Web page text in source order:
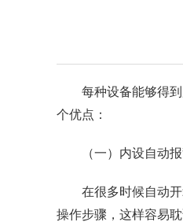
每种设备能够得
个优点：
（一）内设自动
在很多时候自动
操作步骤，这样容易